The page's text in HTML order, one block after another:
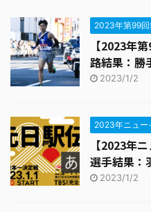
2023年第99
【2023年
路結果：勝
2023/1/2
2023年ニュー
【2023年
選手結果：
2023/1/2